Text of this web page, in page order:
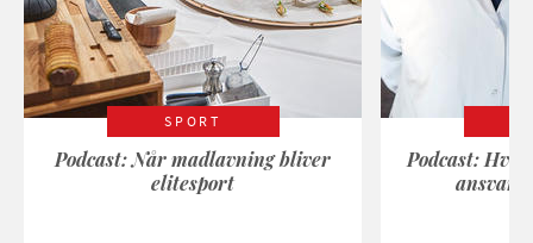
SPORT
Podcast: Når madlavning bliver
elitesport
Podcast: